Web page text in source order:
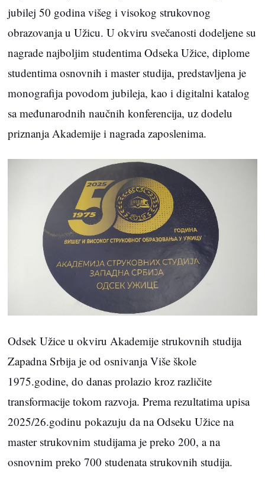
jubilej 50 godina višeg i visokog strukovnog
obrazovanja u Užicu. U okviru svečanosti dodeljene su
nagrade najboljim studentima Odseka Užice, diplome
studentima osnovnih i master studija, predstavljena je
monografija povodom jubileja, kao i digitalni katalog
sa međunarodnih naučnih konferencija, uz dodelu
priznanja Akademije i nagrada zaposlenima.
Odsek Užice u okviru Akademije strukovnih studija
Zapadna Srbija je od osnivanja Više škole
1975.godine, do danas prolazio kroz različite
transformacije tokom razvoja. Prema rezultatima upisa
2025/26.godinu pokazuju da na Odseku Užice na
master strukovnim studijama je preko 200, a na
osnovnim preko 700 studenata strukovnih studija.